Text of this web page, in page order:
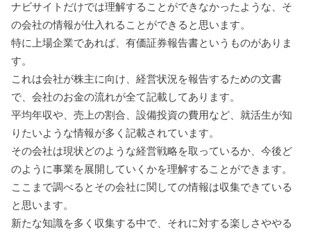
ナビサイトだけでは理解することができなかったような、そ
の会社の情報が仕入れることができると思います。
特に上場企業であれば、有価証券報告書というものがありま
す。
これは会社が株主に向け、経営状況を報告するための文書
で、会社のお金の流れが全て記載してあります。
平均年収や、売上の割合、設備投資の費用など、就活生が知
りたいような情報が多く記載されています。
その会社は現状どのような経営戦略を取っているか、今後ど
のように事業を展開していくかを理解することができます。
ここまで調べるとその会社に関しての情報は収集できている
と思います。
新たな知識を多く収集する中で、それに対する楽しさややる